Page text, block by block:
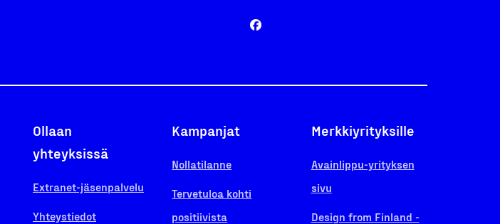
Ollaan
yhteyksissä
Extranet-jäsenpalvelu
Yhteystiedot
Kampanjat
Nollatilanne
Tervetuloa kohti
positiivista
Merkkiyrityksille
Avainlippu-yrityksen
sivu
Design from Finland -